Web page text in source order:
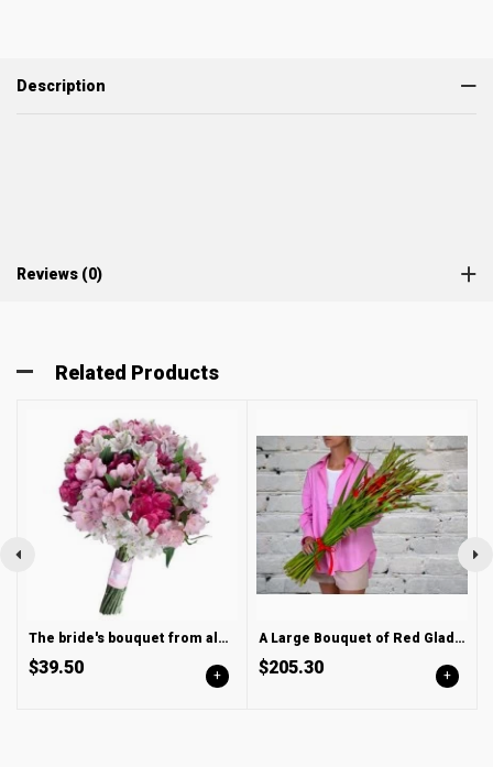
Description
Reviews (0)
Related Products
The bride's bouquet from alstroemerias
$39.50 +
A Large Bouquet of Red Gladioli in a Satin ribbon
$205.30 +